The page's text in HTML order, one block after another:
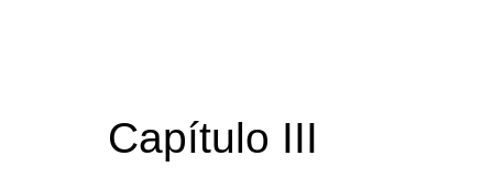
Capítulo III